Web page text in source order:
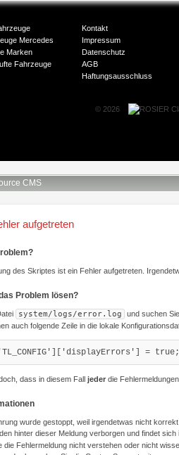
Mercedes
Marken
Fahrzeuge
Kontakt
Impressum
Datenschutz
AGB
Haftungsausschluss
© 2026
CMS
aufgetreten
des Skriptes ist ein Fehler aufgetreten.
Problem lösen?
system/logs/error.log
und suchen
auch folgende Zeile in die lokale
= true;
dass in diesem Fall jeder die
wurde gestoppt, weil irgendetwas nicht
hinter dieser Meldung verborgen und findet sich
die Fehlermeldung nicht verstehen oder nicht